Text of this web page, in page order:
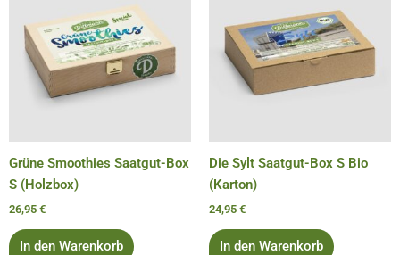
Grüne Smoothies Saatgut-Box
S (Holzbox)
26,95 €
In den Warenkorb
Die Sylt Saatgut-Box S Bio
(Karton)
24,95 €
In den Warenkorb